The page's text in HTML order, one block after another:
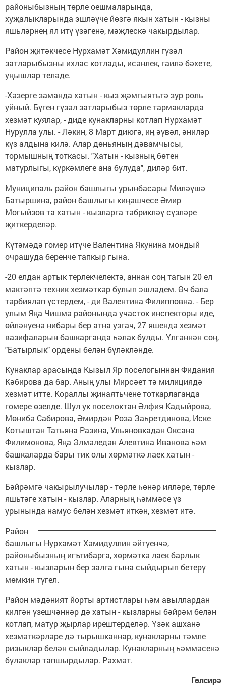
районыбызның төрле оешмаларында,
хуҗалыкларында эшләүче йөзгә якын хатын - кызны
яшьләрнең ял итү үзәгенә, мәҗлескә чакырдылар.
Район җитәкчесе Нурхамәт Хәмидуллин гүзәл
затларыбызны ихлас котлады, исәнлек, гаилә бәхете,
уңышлар теләде.
-Хәзерге заманда хатын - кыз җәмгыятьтә зур роль
уйный. Бүген гүзәл затларыбыз төрле тармакларда
хезмәт куялар, - диде кунакларны котлап Нурхамәт
Нурулла улы. - Ләкин, 8 Март диюгә, иң әүвәл, әниләр
күз алдына килә. Алар дөньяның дәвамчысы,
тормышның тоткасы. "Хатын - кызның бөтен
матурлыгы, күркәмлеге ана булуда", диләр бит.
Муниципаль район башлыгы урынбасары Миләүшә
Батыршина, район башлыгы киңәшчесе Әмир
Могыйзов та хатын - кызларга тәбрикләү сүзләре
җиткерделәр.
Күтәмәдә гомер итүче Валентина Якунина мондый
очрашуда беренче тапкыр гына.
-20 елдан артык терлекчелектә, аннан соң тагын 20 ел
мәктәптә техник хезмәткәр булып эшләдем. Өч бала
тәрбияләп үстердем, - ди Валентина Филипповна. - Бер
улым Яңа Чишмә районында участок инспекторы иде,
өйләнүенә нибары бер атна узгач, 27 яшендә хезмәт
вазифаларын башкарганда һәлак булды. Үлгәннән соң,
"Батырлык" ордены белән бүләкләнде.
Кунаклар арасында Кызыл Яр поселогыннан Фидания
Кәбирова да бар. Аның улы Мирсәет тә милициядә
хезмәт итте. Кораллы җинаятьчене тоткарлаганда
гомере өзелде. Шул ук поселоктан Әлфия Кадыйрова,
Мөнибә Сабирова, Әмирдән Роза Заһретдинова, Иске
Котыштан Татьяна Разина, Ульяновкадан Оксана
Филимонова, Яңа Элмәледән Алевтина Иванова һәм
башкаларда бары тик олы хөрмәткә лаек хатын -
кызлар.
Бәйрәмгә чакырылучылар - төрле һөнәр ияләре, төрле
яшьтәге хатын - кызлар. Аларның һәммәсе үз
урынында намус белән хезмәт иткән, хезмәт итә.
Район
башлыгы Нурхамәт Хәмидуллин әйтүенчә,
районыбызның игътибарга, хөрмәткә лаек барлык
хатын - кызларын бер залга гына сыйдырып бетерү
мөмкин түгел.
Район мәдәният йорты артистлары һәм авыллардан
килгән үзешчәннәр дә хатын - кызларны бәйрәм белән
котлап, матур җырлар ирештерделәр. Үзәк ашханә
хезмәткәрләре дә тырышканнар, кунакларны тәмле
ризыклар белән сыйладылар. Кунакларның һәммәсенә
бүләкләр тапшырдылар. Рәхмәт.
Гөлсирә